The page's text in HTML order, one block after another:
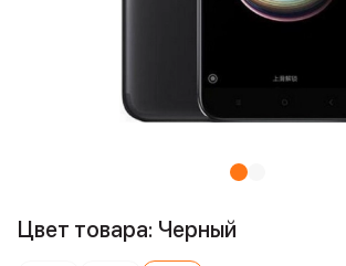
Цвет товара: Черный